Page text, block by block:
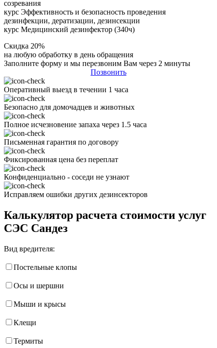
созревания
курс Эффективность и безопасность проведения
дезинфекции, дератизации, дезинсекции
курс Медицинский дезинфектор (340ч)
Скидка 20%
на любую обработку в день обращения
Заполните форму и мы перезвоним Вам через 2 минуты
Позвонить
Оперативный выезд в течении 1 часа
Безопасно для домочадцев и животных
Полное исчезновение запаха через 1.5 часа
Письменная гарантия по договору
Фиксированная цена без переплат
Конфиденциально - соседи не узнают
Исправляем ошибки других дезинсекторов
Калькулятор расчета стоимости услуг
СЭС Сандез
Вид вредителя:
Постельные клопы
Осы и шершни
Мыши и крысы
Клещи
Термиты